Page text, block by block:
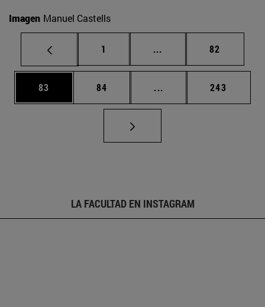
Imagen Manuel Castells
Página
1 ... Páginas intermedias
Página
82
Página
83 Página
84 ... Páginas intermedias
Página
243
LA FACULTAD EN INSTAGRAM